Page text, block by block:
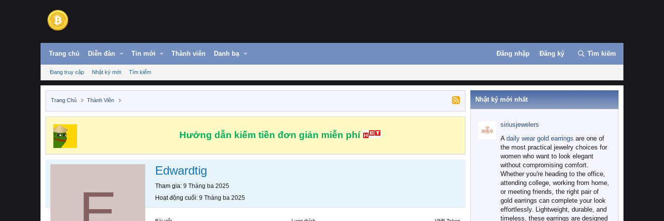
Trang chủ Diễn đàn Tin mới Thành viên Danh bạ Đăng nhập Đăng ký Tìm kiếm
Đang truy cập Nhật ký mới Tìm kiếm
Trang Chủ Thành Viên
Hướng dẫn kiếm tiền đơn giản miễn phí
Edwardtig
Tham gia 9 Tháng ba 2025
Hoạt động cuối 9 Tháng ba 2025
Nhật ký mới nhất
siriusjewelers
A daily wear gold earrings are one of
the most practical jewelry choices for
women who want to look elegant
without compromising comfort.
Whether you're heading to the office,
attending college, working from home,
or meeting friends, the right pair of
gold earrings can complete your look
effortlessly. Lightweight, durable, and
timeless, these earrings are designed